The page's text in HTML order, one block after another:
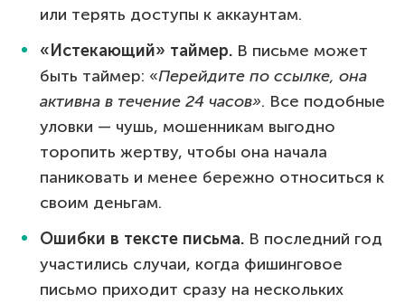
или терять доступы к аккаунтам.
«Истекающий» таймер. В письме может
быть таймер: «Перейдите по ссылке, она
активна в течение 24 часов». Все подобные
уловки — чушь, мошенникам выгодно
торопить жертву, чтобы она начала
паниковать и менее бережно относиться к
своим деньгам.
Ошибки в тексте письма. В последний год
участились случаи, когда фишинговое
письмо приходит сразу на нескольких